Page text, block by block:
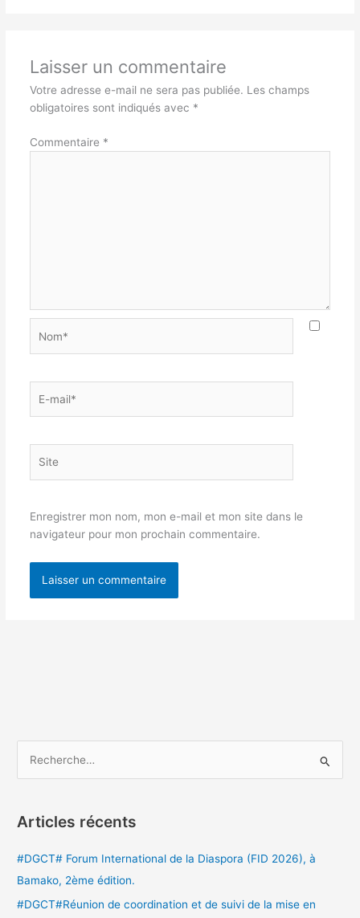
Laisser un commentaire
Votre adresse e-mail ne sera pas publiée. Les champs
obligatoires sont indiqués avec *
Commentaire *
mail*
Enregistrer mon nom, mon e-mail et mon site dans le
navigateur pour mon prochain commentaire.
h
Articles récents
#DGCT# Forum International de la Diaspora (FID 2026), à
Bamako, 2ème édition.
#DGCT#Réunion de coordination et de suivi de la mise en